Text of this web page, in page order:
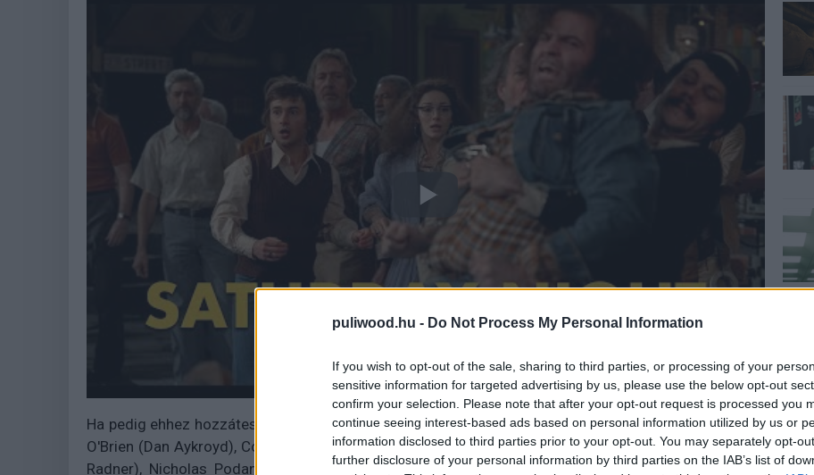
puliwood.hu - Do Not Process My Personal Information
If you wish to opt-out of the sale, sharing to third parties, or processing of your
sensitive information for targeted advertising by us, please use the below opt-out
confirm your selection. Please note that after your opt-out request is processed you
continue seeing interest-based ads based on personal information utilized by us or
information disclosed to third parties prior to your opt-out. You may separately opt-
further disclosure of your personal information by third parties on the IAB’s list of
Ha pedig ehhez hozzátesszük, hogy a legendás komikusokat olyan színészek keltik életre, mint Dylan
O'Brien (Dan Aykroyd), Cory Michael Smith (Chevy Chase) Matt Smith (John Belushi), Ella Hunt (Gilda
Radner), Nicholas Podany (Billy Crystal), Nicholas Braun (Andy Kaufman), Matthew Rhys (George